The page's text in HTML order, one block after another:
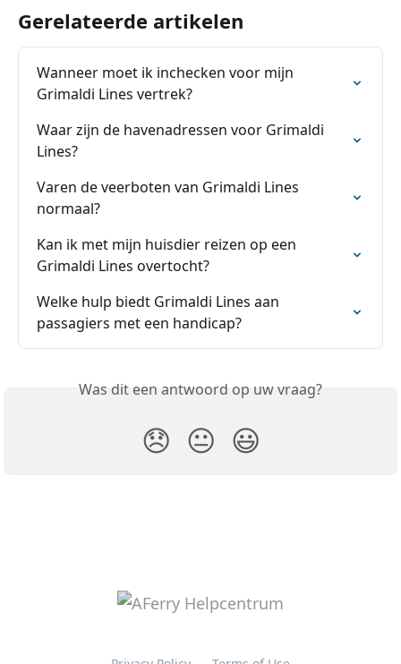
Gerelateerde artikelen
Wanneer moet ik inchecken voor mijn
Grimaldi Lines vertrek?
Waar zijn de havenadressen voor Grimaldi
Lines?
Varen de veerboten van Grimaldi Lines
normaal?
Kan ik met mijn huisdier reizen op een
Grimaldi Lines overtocht?
Welke hulp biedt Grimaldi Lines aan
passagiers met een handicap?
Was dit een antwoord op uw vraag?
😞 😐 😃